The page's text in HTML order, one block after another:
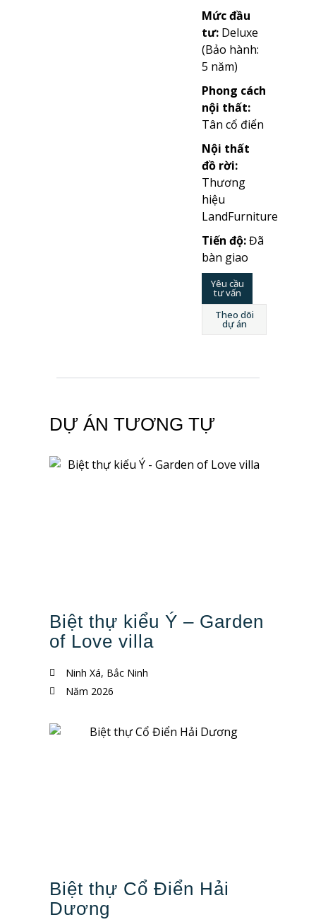
Mức đầu
tư: Deluxe
(Bảo hành:
5 năm)
Phong cách
nội thất:
Tân cổ điển
Nội thất
đồ rời:
Thương
hiệu
LandFurniture
Tiến độ:Đã
bàn giao
Yêu cầu
tư vấn
Theo dõi
dự án
DỰ ÁN TƯƠNG TỰ
Biệt thự kiểu Ý – Garden
of Love villa
Ninh Xá, Bắc Ninh
Năm 2026
Biệt thự Cổ Điển Hải
Dương